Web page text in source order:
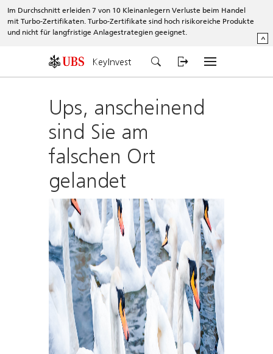
Im Durchschnitt erleiden 7 von 10 Kleinanlegern Verluste beim Handel
mit Turbo-Zertifikaten. Turbo-Zertifikate sind hoch risikoreiche Produkte
und nicht für langfristige Anlagestrategien geeignet.
^
KeyInvest
Ups, anscheinend
sind Sie am
falschen Ort
gelandet